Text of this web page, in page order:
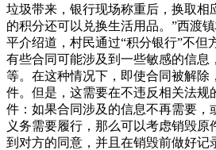
垃圾带来，银行现场称重后，换取相
的积分还可以兑换生活用品。”西渡
平介绍道，村民通过“积分银行”不但
有些合同可能涉及到一些敏感的信息
等。在这种情况下，即使合同被解除
件。但是，这需要在不违反相关法规
件：如果合同涉及的信息不再需要，
义务需要履行，那么可以考虑销毁原
到对方的同意，并且在销毁前做好记